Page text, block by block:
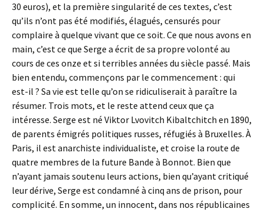
30 euros), et la première singularité de ces textes, c’est
qu’ils n’ont pas été modifiés, élagués, censurés pour
complaire à quelque vivant que ce soit. Ce que nous avons en
main, c’est ce que Serge a écrit de sa propre volonté au
cours de ces onze et si terribles années du siècle passé. Mais
bien entendu, commençons par le commencement : qui
est-il ? Sa vie est telle qu’on se ridiculiserait à paraître la
résumer. Trois mots, et le reste attend ceux que ça
intéresse. Serge est né Viktor Lvovitch Kibaltchitch en 1890,
de parents émigrés politiques russes, réfugiés à Bruxelles. À
Paris, il est anarchiste individualiste, et croise la route de
quatre membres de la future Bande à Bonnot. Bien que
n’ayant jamais soutenu leurs actions, bien qu’ayant critiqué
leur dérive, Serge est condamné à cinq ans de prison, pour
complicité. En somme, un innocent, dans nos républicaines